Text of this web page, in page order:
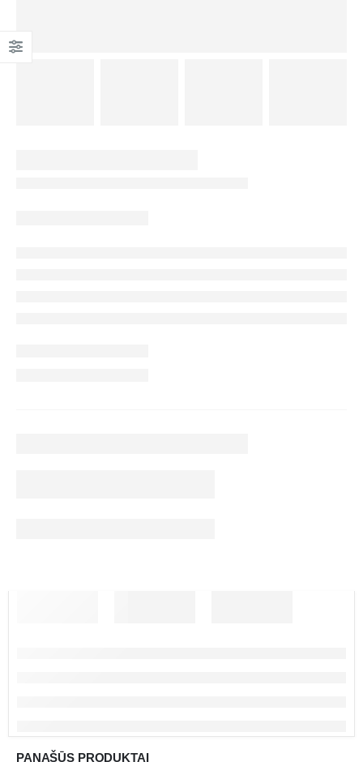
PANAŠŪS PRODUKTAI